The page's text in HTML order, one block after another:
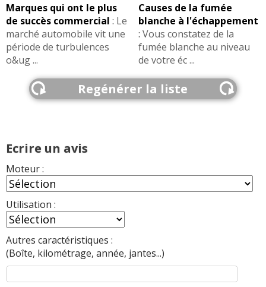
Marques qui ont le plus
de succès commercial : Le
marché automobile vit une
période de turbulences
o&ug ...
Causes de la fumée
blanche à l'échappement
: Vous constatez de la
fumée blanche au niveau
de votre éc ...
Regénérer la liste
Ecrire un avis
Moteur :
Utilisation :
Autres caractéristiques :
(Boîte, kilométrage, année, jantes...)